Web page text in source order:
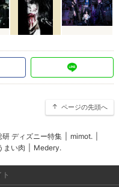
ページの先頭へ
研 ディズニー特集 mimot.
まい肉 Medery.